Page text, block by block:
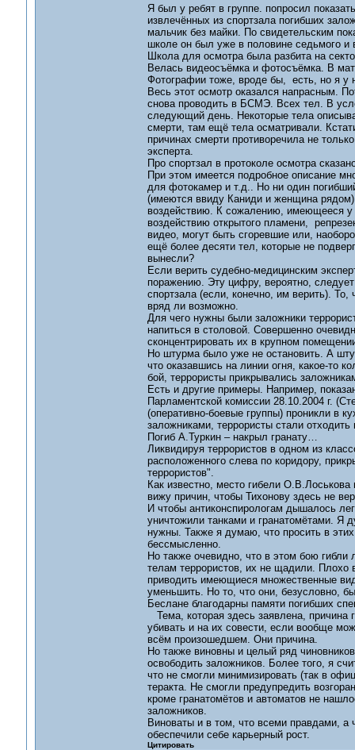
Я был у ребят в группе. попросил
извлечённых из спортзала погибших
мальчик без майки. По свидетельским
школе он был уже в половине седьмого и
Школа для осмотра была разбита на
Велась видеосъёмка и фотосъёмка. В
Фотографии тоже, вроде бы, есть, но я у
Весь этот осмотр оказался напрасным.
снова проводить в БСМЭ. Всех тел. В
следующий день. Некоторые тела
смерти, там ещё тела осматривали.
причинах смерти противоречила не
эксперта.
Про спортзал в протоколе осмотра
При этом имеется подробное описание
для фотокамер и т.д.. Но ни один
(имеются ввиду Каниди и женщина
воздействию. К сожалению, имеющееся у
воздействию открытого пламени,
видео, могут быть сгоревшие или,
ещё более десяти тел, которые не
вынесли?
Если верить судебно-медицинским
поражению. Эту цифру, вероятно,
спортзала (если, конечно, им верить). То,
вряд ли возможно.
Для чего нужны были заложники
напиться в столовой. Совершенно
сконцентрировать их в крупном
Но штурма было уже не остановить. А
что оказавшись на линии огня, какое-то
бой, террористы прикрывались
Есть и другие примеры. Например,
Парламентской комиссии 28.10.2004 г.
(оперативно-боевые группы) проникли в
заложниками, террористы стали
Погиб А.Туркин – накрыл гранату…
Ликвидируя террористов в одном из
расположенного слева по коридору,
террористов".
Как известно, место гибели
вижу причин, чтобы Тихонову здесь не
И чтобы антиконспирологам дышалось
уничтожили танками и гранатомётами. Я
нужны. Также я думаю, что просить в
бессмысленно.
Но также очевидно, что в этом бою
телам террористов, их не щадили. Плохо
приводить имеющиеся множественные
уменьшить. Но то, что они, безусловно,
Беслане благодарны памяти погибших
Тема, которая здесь заявлена,
убивать и на их совести, если вообще
всём произошедшем. Они причина.
Но также виновны и целый ряд
освободить заложников. Более того, я
что не смогли минимизировать (так в
теракта. Не смогли предупредить
кроме гранатомётов и автоматов не
заложников.
Виноваты и в том, что всеми правдами,
обеспечили себе карьерный рост.
Цитировать